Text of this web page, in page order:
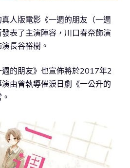
人版電影《一週的朋友（一週
表了主演陣容，川口春奈飾演
長谷裕樹。
的朋友》也宣佈將於2017年2
由曾執導催淚日劇《一公升的